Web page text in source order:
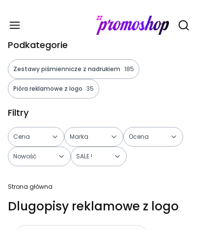
Otwórz
Podkategorie
Zestawy piśmiennicze z nadrukiem 185
Pióra reklamowe z logo 35
Filtry
Cena Marka Ocena
Nowość SALE !
Strona główna
Dlugopisy reklamowe z logo